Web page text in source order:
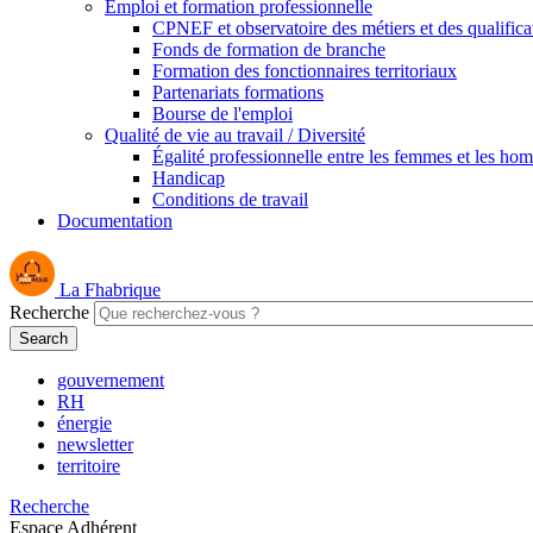
Emploi et formation professionnelle
CPNEF et observatoire des métiers et des
Fonds de formation de branche
Formation des fonctionnaires territoriaux
Partenariats formations
Bourse de l'emploi
Qualité de vie au travail / Diversité
Égalité professionnelle entre les femmes et les
Handicap
Conditions de travail
Documentation
La Fhabrique
Recherche
gouvernement
RH
énergie
newsletter
territoire
Recherche
Espace Adhérent